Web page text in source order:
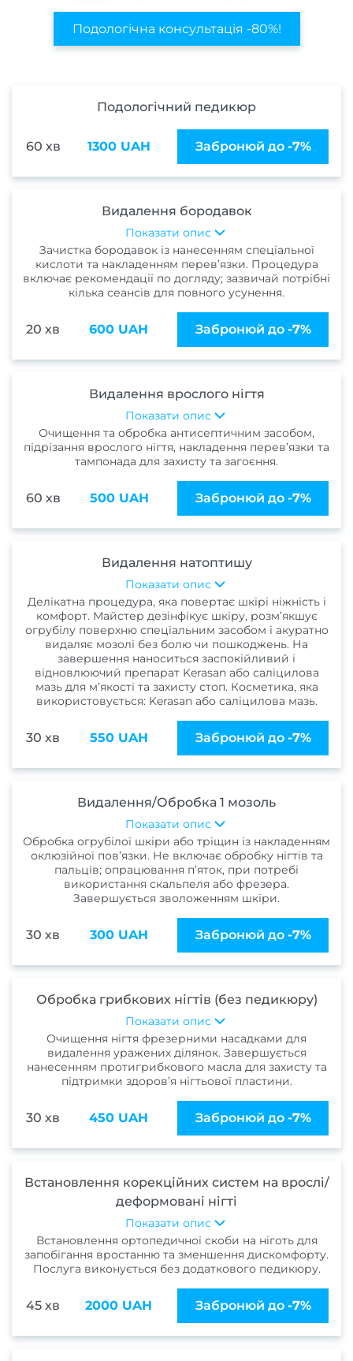
Подологічна консультація -80%!
Подологічний педикюр
60 хв 1300 UAH Забронюй до -7%
Видалення бородавок
Показати опис
Зачистка бородавок із нанесенням спеціальної
кислоти та накладенням перев’язки. Процедура
включає рекомендації по догляду; зазвичай потрібні
кілька сеансів для повного усунення.
20 хв 600 UAH Забронюй до -7%
Видалення врослого нігтя
Показати опис
Очищення та обробка антисептичним засобом,
підрізання врослого нігтя, накладення перев’язки та
тампонада для захисту та загоєння.
60 хв 500 UAH Забронюй до -7%
Видалення натоптишу
Показати опис
Делікатна процедура, яка повертає шкірі ніжність і
комфорт. Майстер дезінфікує шкіру, розм’якшує
огрубілу поверхню спеціальним засобом і акуратно
видаляє мозолі без болю чи пошкоджень. На
завершення наноситься заспокійливий і
відновлюючий препарат Kerasan або саліцилова
мазь для м’якості та захисту стоп. Косметика, яка
використовується: Kerasan або саліцилова мазь.
30 хв 550 UAH Забронюй до -7%
Видалення/Обробка 1 мозоль
Показати опис
Обробка огрубілої шкіри або тріщин із накладенням
оклюзійної пов’язки. Не включає обробку нігтів та
пальців; опрацювання п’яток, при потребі
використання скальпеля або фрезера.
Завершується зволоженням шкіри.
30 хв 300 UAH Забронюй до -7%
Обробка грибкових нігтів (без педикюру)
Показати опис
Очищення нігтя фрезерними насадками для
видалення уражених ділянок. Завершується
нанесенням протигрибкового масла для захисту та
підтримки здоров’я нігтьової пластини.
30 хв 450 UAH Забронюй до -7%
Встановлення корекційних систем на врослі/
деформовані нігті
Показати опис
Встановлення ортопедичної скоби на ніготь для
запобігання вростанню та зменшення дискомфорту.
Послуга виконується без додаткового педикюру.
45 хв 2000 UAH Забронюй до -7%